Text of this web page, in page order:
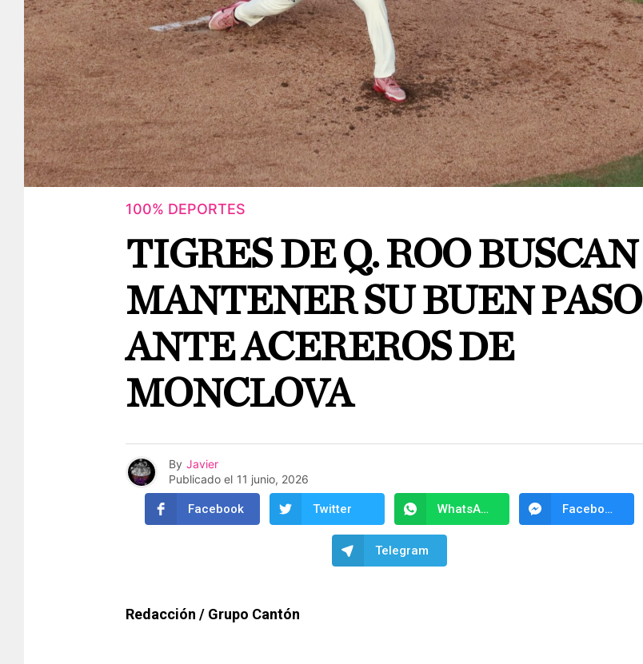
100% DEPORTES
TIGRES DE Q. ROO BUSCAN
MANTENER SU BUEN PASO
ANTE ACEREROS DE
MONCLOVA
By Javier
Publicado el 11 junio, 2026
Facebook Twitter WhatsApp Facebook Messenger
Telegram
Redacción / Grupo Cantón